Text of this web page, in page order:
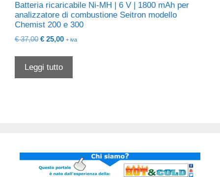
Batteria ricaricabile Ni-MH | 6 V | 1800 mAh per
analizzatore di combustione Seitron modello
Chemist 200 e 300
€37,00 Il
era:
€ 37,00.
€ 25,00Il
€ 25,00.
+ iva
Leggi tutto